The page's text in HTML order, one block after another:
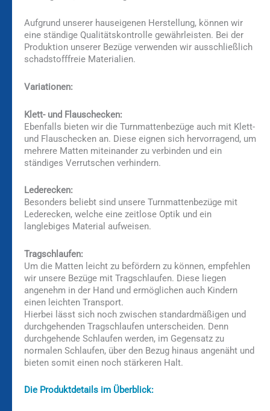
Aufgrund unserer hauseigenen Herstellung, können wir
eine ständige Qualitätskontrolle gewährleisten. Bei der
Produktion unserer Bezüge verwenden wir ausschließlich
schadstofffreie Materialien.
Variationen:
Klett- und Flauschecken:
Ebenfalls bieten wir die Turnmattenbezüge auch mit Klett-
und Flauschecken an. Diese eignen sich hervorragend, um
mehrere Matten miteinander zu verbinden und ein
ständiges Verrutschen verhindern.
Lederecken:
Besonders beliebt sind unsere Turnmattenbezüge mit
Lederecken, welche eine zeitlose Optik und ein
langlebiges Material aufweisen.
Tragschlaufen:
Um die Matten leicht zu befördern zu können, empfehlen
wir unsere Bezüge mit Tragschlaufen. Diese liegen
angenehm in der Hand und ermöglichen auch Kindern
einen leichten Transport.
Hierbei lässt sich noch zwischen standardmäßigen und
durchgehenden Tragschlaufen unterscheiden. Denn
durchgehende Schlaufen werden, im Gegensatz zu
normalen Schlaufen, über den Bezug hinaus angenäht und
bieten somit einen noch stärkeren Halt.
Die Produktdetails im Überblick: